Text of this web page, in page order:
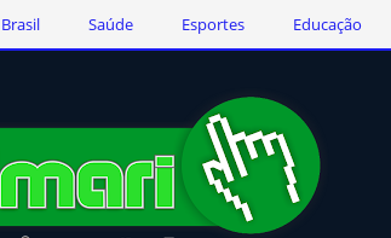
Brasil Saúde Esportes Educação